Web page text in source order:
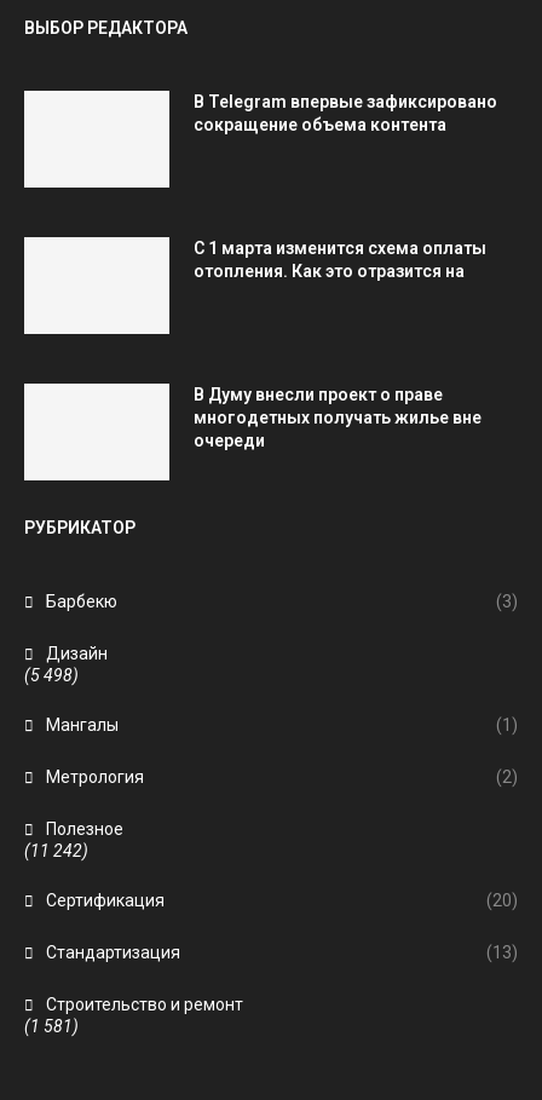
ВЫБОР РЕДАКТОРА
В Telegram впервые зафиксировано
сокращение объема контента
С 1 марта изменится схема оплаты
отопления. Как это отразится на
В Думу внесли проект о праве
многодетных получать жилье вне
очереди
РУБРИКАТОР
Барбекю (3)
Дизайн
(5 498)
Мангалы (1)
Метрология (2)
Полезное
(11 242)
Сертификация (20)
Стандартизация (13)
Строительство и ремонт
(1 581)